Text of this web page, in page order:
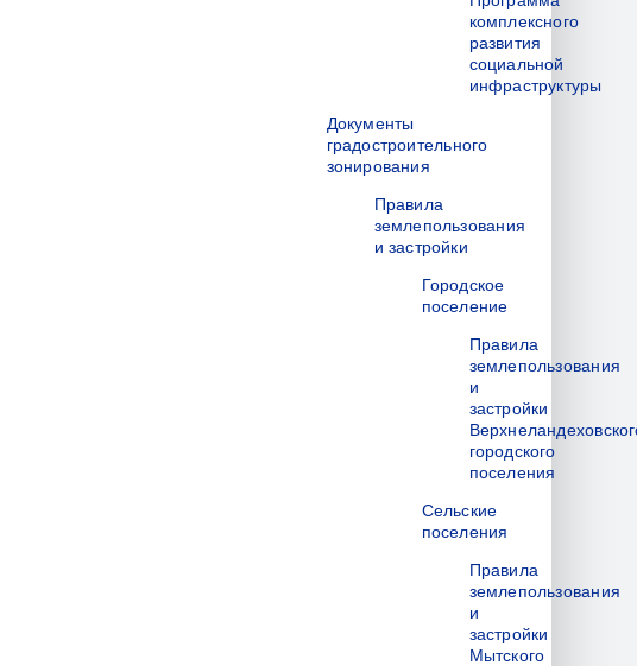
комплексного
развития
социальной
инфраструктуры
Документы
градостроительного
зонирования
Правила
землепользования
и застройки
Городское
поселение
Правила
землепользования
и
застройки
городского
поселения
Сельские
поселения
Правила
землепользования
и
застройки
Мытского